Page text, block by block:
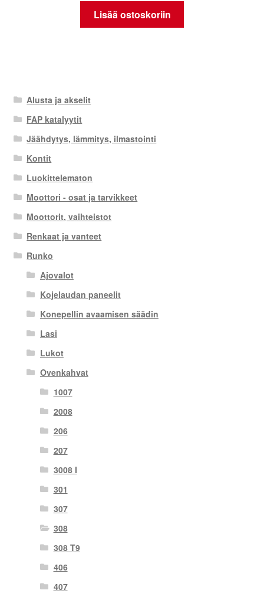
Lisää ostoskoriin
Alusta ja akselit
FAP katalyytit
Jäähdytys, lämmitys, ilmastointi
Kontit
Luokittelematon
Moottori - osat ja tarvikkeet
Moottorit, vaihteistot
Renkaat ja vanteet
Runko
Ajovalot
Kojelaudan paneelit
Konepellin avaamisen säädin
Lasi
Lukot
Ovenkahvat
1007
2008
206
207
3008 I
301
307
308
308 T9
406
407